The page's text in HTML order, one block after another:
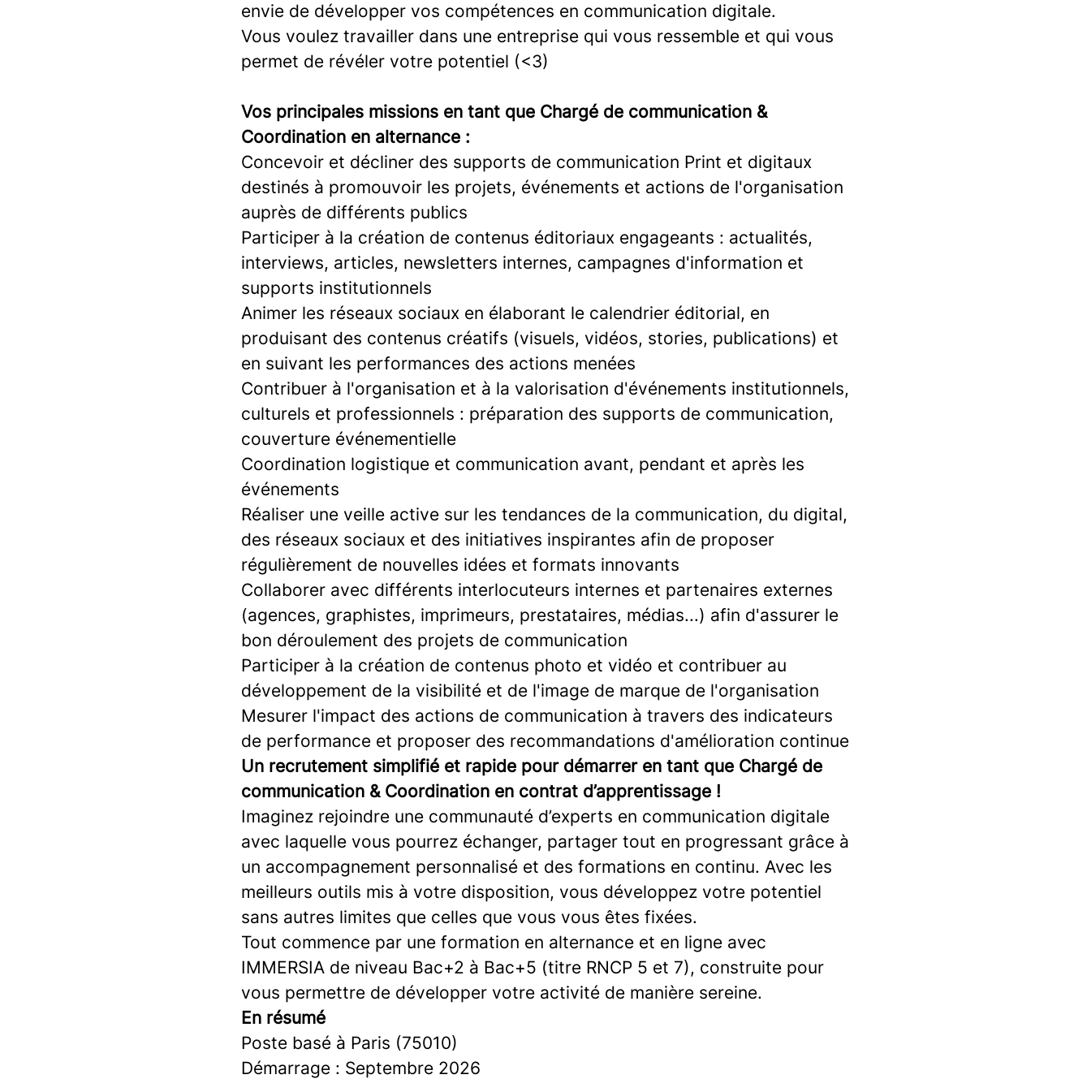
envie de développer vos compétences en communication digitale.
Vous voulez travailler dans une entreprise qui vous ressemble et qui vous
permet de révéler votre potentiel (<3)
Vos principales missions en tant que Chargé de communication &
Coordination en alternance :
Concevoir et décliner des supports de communication Print et digitaux
destinés à promouvoir les projets, événements et actions de l'organisation
auprès de différents publics
Participer à la création de contenus éditoriaux engageants : actualités,
interviews, articles, newsletters internes, campagnes d'information et
supports institutionnels
Animer les réseaux sociaux en élaborant le calendrier éditorial, en
produisant des contenus créatifs (visuels, vidéos, stories, publications) et
en suivant les performances des actions menées
Contribuer à l'organisation et à la valorisation d'événements institutionnels,
culturels et professionnels : préparation des supports de communication,
couverture événementielle
Coordination logistique et communication avant, pendant et après les
événements
Réaliser une veille active sur les tendances de la communication, du digital,
des réseaux sociaux et des initiatives inspirantes afin de proposer
régulièrement de nouvelles idées et formats innovants
Collaborer avec différents interlocuteurs internes et partenaires externes
(agences, graphistes, imprimeurs, prestataires, médias...) afin d'assurer le
bon déroulement des projets de communication
Participer à la création de contenus photo et vidéo et contribuer au
développement de la visibilité et de l'image de marque de l'organisation
Mesurer l'impact des actions de communication à travers des indicateurs
de performance et proposer des recommandations d'amélioration continue
Un recrutement simplifié et rapide pour démarrer en tant que Chargé de
communication & Coordination en contrat d’apprentissage !
Imaginez rejoindre une communauté d’experts en communication digitale
avec laquelle vous pourrez échanger, partager tout en progressant grâce à
un accompagnement personnalisé et des formations en continu. Avec les
meilleurs outils mis à votre disposition, vous développez votre potentiel
sans autres limites que celles que vous vous êtes fixées.
Tout commence par une formation en alternance et en ligne avec
IMMERSIA de niveau Bac+2 à Bac+5 (titre RNCP 5 et 7), construite pour
vous permettre de développer votre activité de manière sereine.
En résumé
Poste basé à Paris (75010)
Démarrage : Septembre 2026